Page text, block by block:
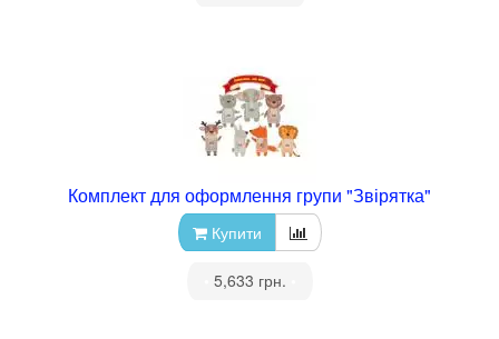
Комплект для оформлення групи "Звірятка"
Купити
5,633 грн.